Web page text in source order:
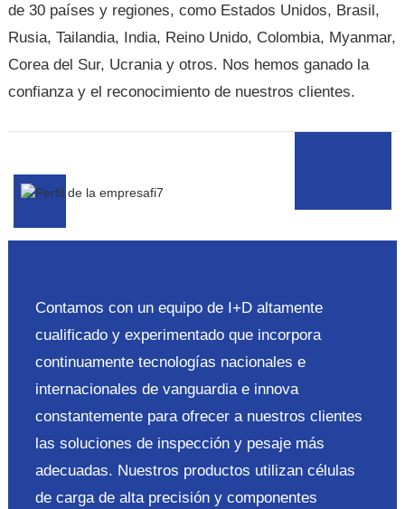
de 30 países y regiones, como Estados Unidos, Brasil,
Rusia, Tailandia, India, Reino Unido, Colombia, Myanmar,
Corea del Sur, Ucrania y otros. Nos hemos ganado la
confianza y el reconocimiento de nuestros clientes.
Contamos con un equipo de I+D altamente
cualificado y experimentado que incorpora
continuamente tecnologías nacionales e
internacionales de vanguardia e innova
constantemente para ofrecer a nuestros clientes
las soluciones de inspección y pesaje más
adecuadas. Nuestros productos utilizan células
de carga de alta precisión y componentes